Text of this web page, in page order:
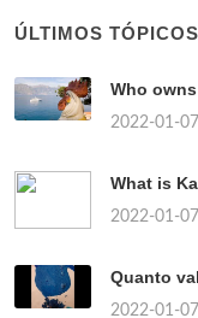
ÚLTIMOS TÓPICOS
Who
2022-01-07
What is
2022-01-07
Quanto
2022-01-07